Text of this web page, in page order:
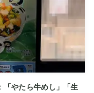
「やたら牛めし」「生